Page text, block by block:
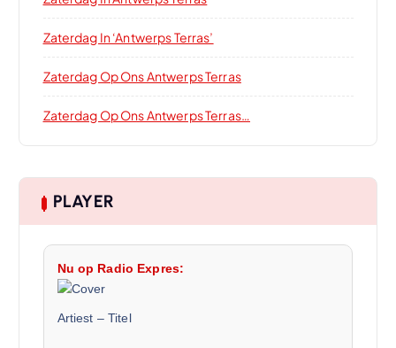
Zaterdag In ‘Antwerps Terras’
Zaterdag Op Ons Antwerps Terras
Zaterdag Op Ons Antwerps Terras…
PLAYER
Nu op Radio Expres:
Artiest – Titel